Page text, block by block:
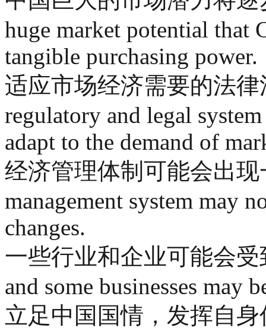
huge market potential that
tangible purchasing power.
适应市场经济需要的法
regulatory and legal
adapt to the demand of
经济管理体制可能会出现
management system may
changes.
一些行业和企业可能会受
and some businesses may
立足中国国情，发挥自身